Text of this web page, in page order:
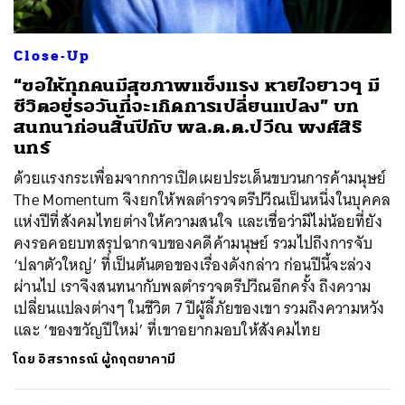
Close-Up
“ขอให้ทุกคนมีสุขภาพแข็งแรง หายใจยาวๆ มี
ชีวิตอยู่รอวันที่จะเกิดการเปลี่ยนแปลง” บท
สนทนาก่อนสิ้นปีกับ พล.ต.ต.ปวีณ พงศ์สิริ
นทร์
ด้วยแรงกระเพื่อมจากการเปิดเผยประเด็นขบวนการค้ามนุษย์
The Momentum จึงยกให้พลตำรวจตรีปวีณเป็นหนึ่งในบุคคล
แห่งปีที่สังคมไทยต่างให้ความสนใจ และเชื่อว่ามีไม่น้อยที่ยัง
คงรอคอยบทสรุปฉากจบของคดีค้ามนุษย์ รวมไปถึงการจับ
‘ปลาตัวใหญ่’ ที่เป็นต้นตอของเรื่องดังกล่าว ก่อนปีนี้จะล่วง
ผ่านไป เราจึงสนทนากับพลตำรวจตรีปวีณอีกครั้ง ถึงความ
เปลี่ยนแปลงต่างๆ ในชีวิต 7 ปีผู้ลี้ภัยของเขา รวมถึงความหวัง
และ ‘ของขวัญปีใหม่’ ที่เขาอยากมอบให้สังคมไทย
โดย อิสรากรณ์ ผู้กฤตยาคามี